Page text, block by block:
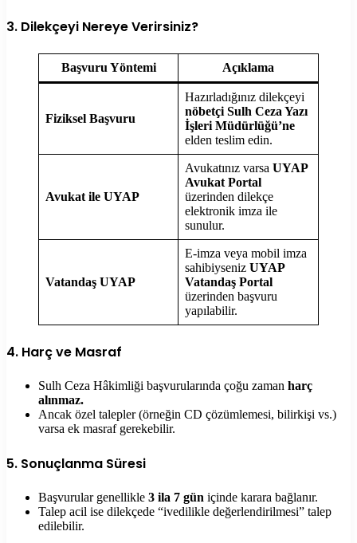
3. Dilekçeyi Nereye Verirsiniz?
Başvuru Yöntemi Açıklama
Fiziksel Başvuru
Hazırladığınız dilekçeyi
nöbetçi Sulh Ceza Yazı
İşleri Müdürlüğü’ne
elden teslim edin.
Avukat ile UYAP
Avukatınız varsa UYAP
Avukat Portal
üzerinden dilekçe
elektronik imza ile
sunulur.
Vatandaş UYAP
E-imza veya mobil imza
sahibiyseniz UYAP
Vatandaş Portal
üzerinden başvuru
yapılabilir.
4. Harç ve Masraf
Sulh Ceza Hâkimliği başvurularında çoğu zaman harç
alınmaz.
Ancak özel talepler (örneğin CD çözümlemesi, bilirkişi vs.)
varsa ek masraf gerekebilir.
5. Sonuçlanma Süresi
Başvurular genellikle 3 ila 7 gün içinde karara bağlanır.
Talep acil ise dilekçede “ivedilikle değerlendirilmesi” talep
edilebilir.